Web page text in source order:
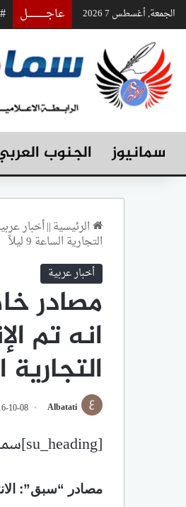
الجمعة, أغسطس 7 2026 عاجـــــــــــــل
سمانيوز الجنوب
الرئيسية||أخبار
التجارية الساعة 9 ليلاً
أخبار عربية
مصادر
انه تم
التجارية
Albatati
10-08
[su_heading]سما نيوز / الرياض / متابعات [/su_heading]